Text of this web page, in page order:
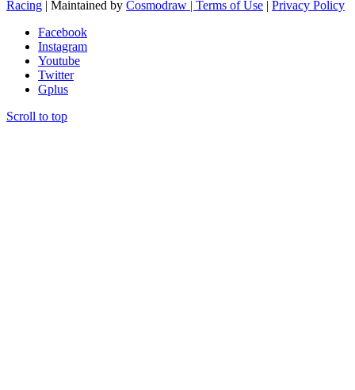
Racing | Maintained by Cosmodraw | Terms of Use | Privacy Policy
Facebook
Instagram
Youtube
Twitter
Gplus
Scroll to top